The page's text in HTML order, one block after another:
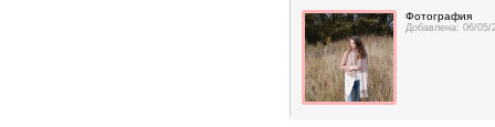
Фотография
Добавлена: 06/05/